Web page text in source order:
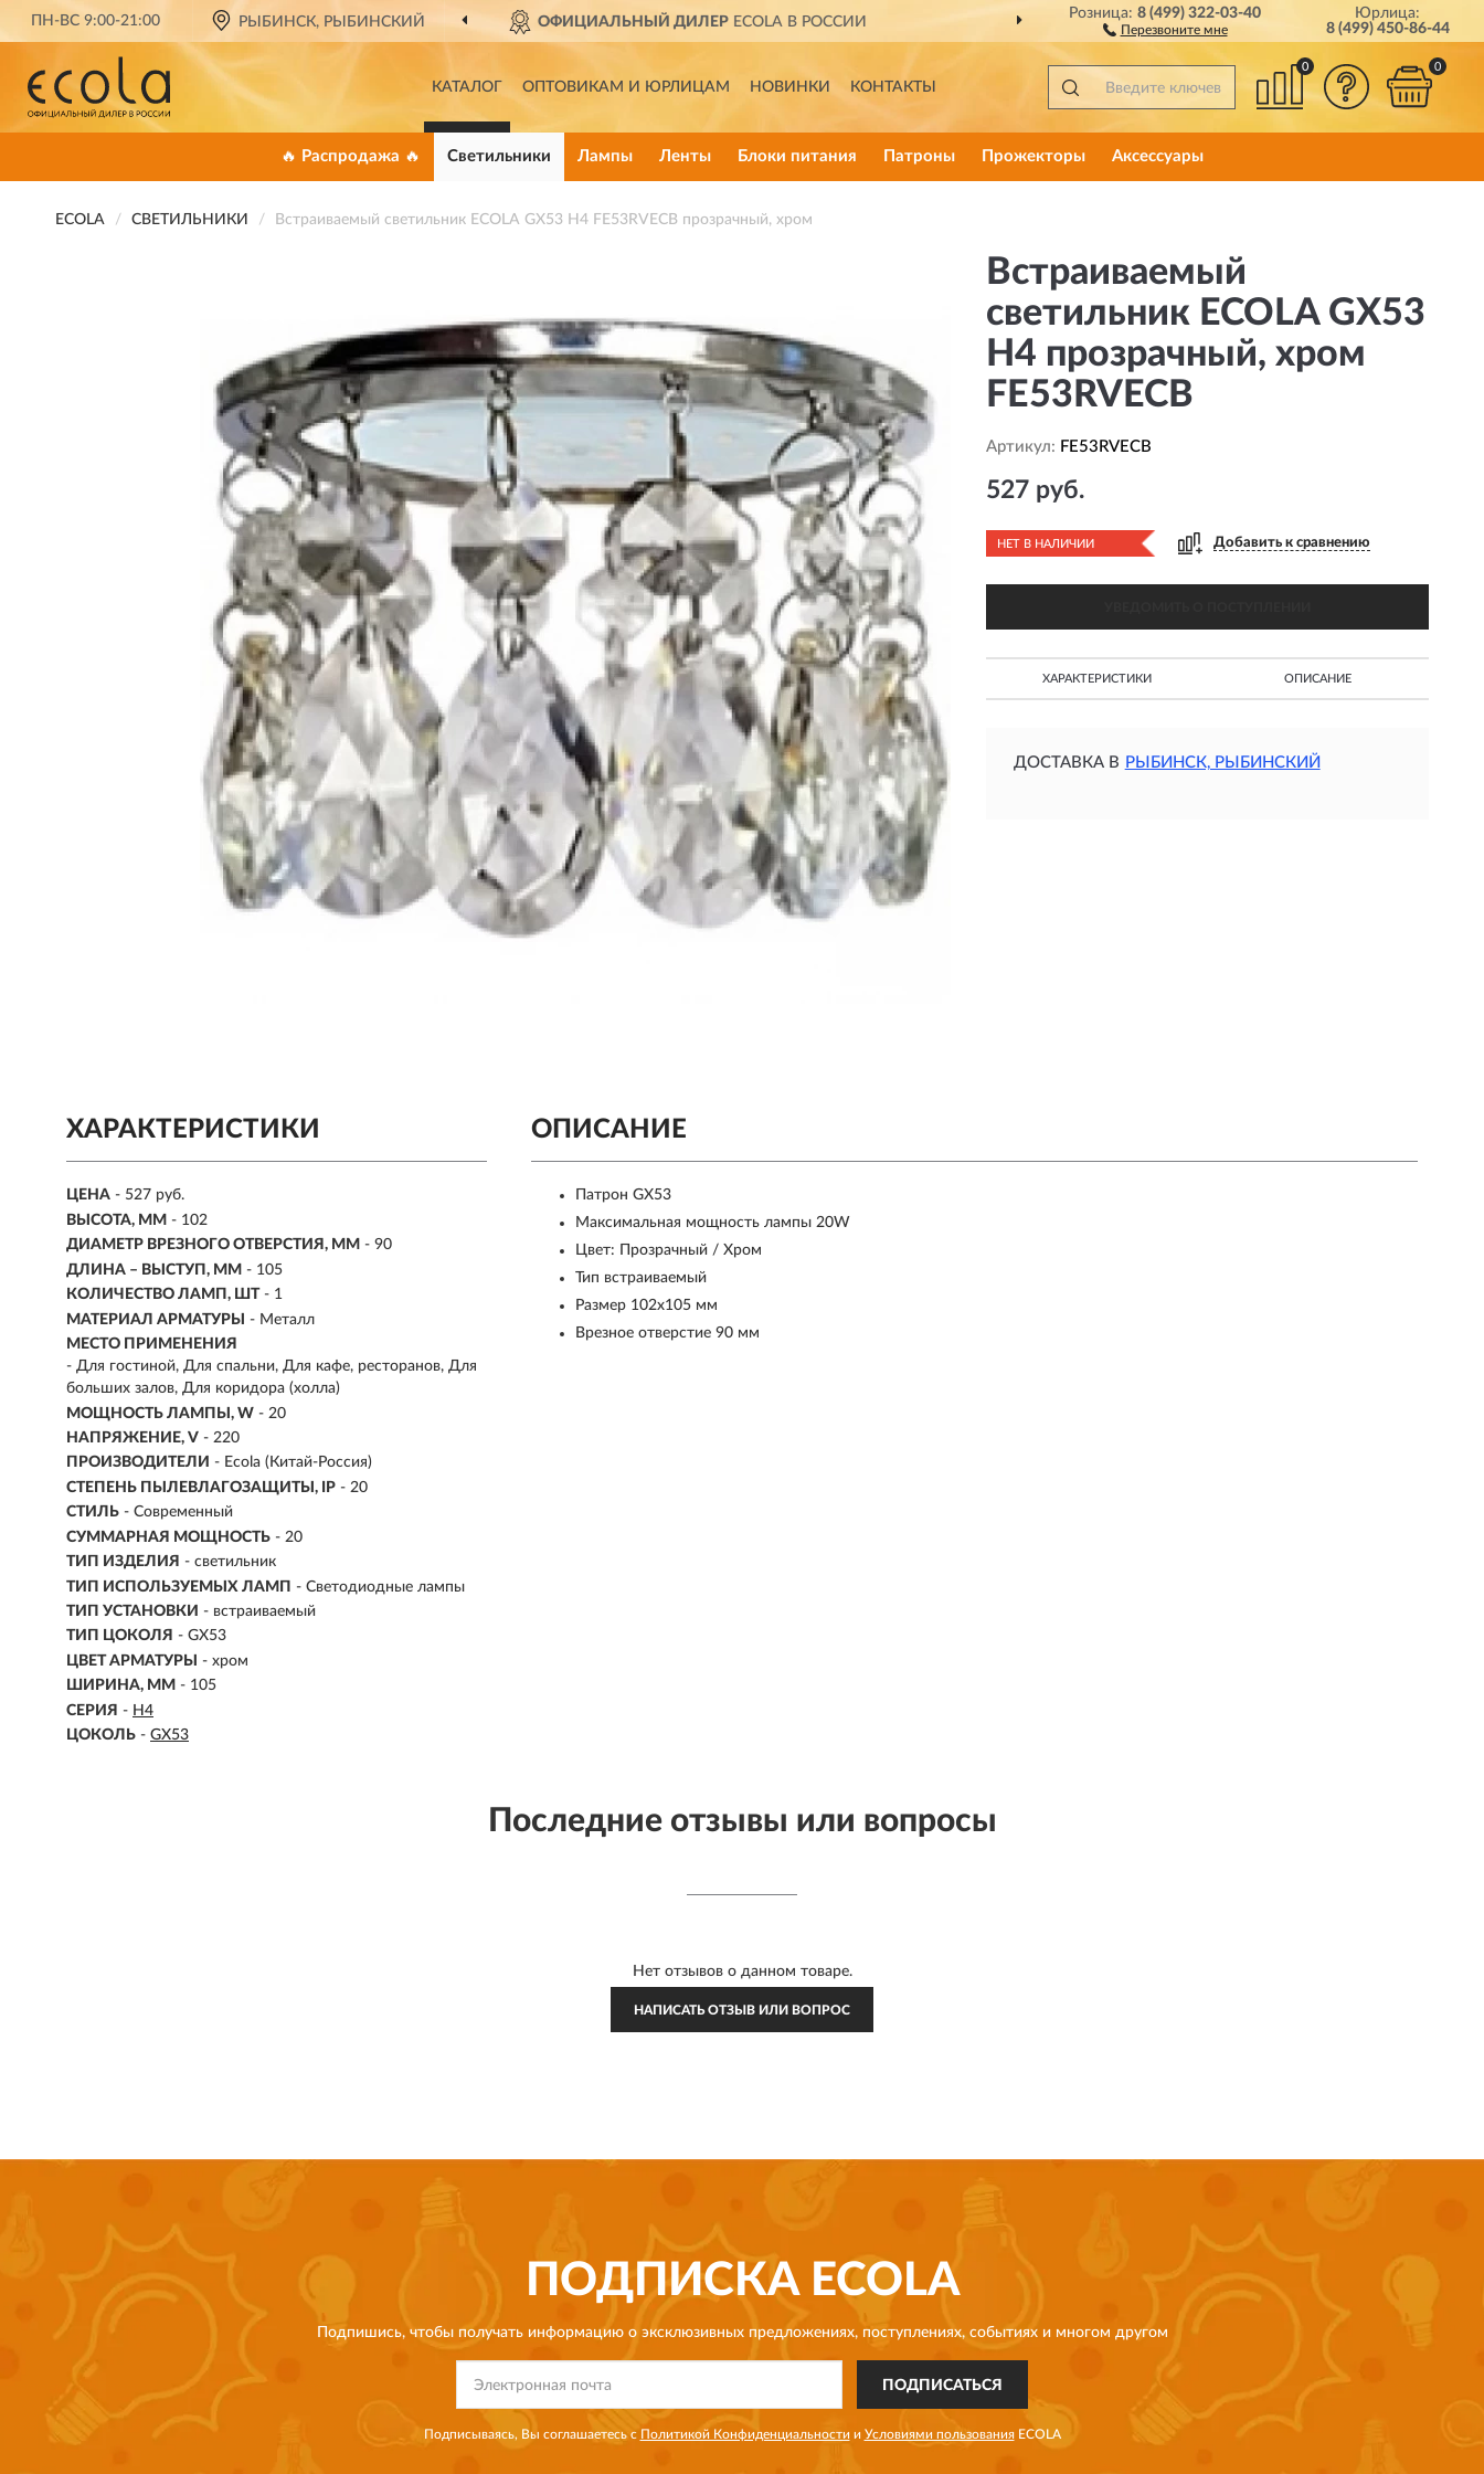
ПН-ВС 9:00-21:00 РЫБИНСК, РЫБИНСКИЙ
ОФИЦИАЛЬНЫЙ ДИЛЕРECOLA В РОССИИ ДОСТАВИМ ПО ВСЕЙ РОССИИ ПОЛНЫЙ
Розница:8 (499) 322-03-40
Перезвоните мне
Юрлица:
8 (499) 450-86-44
КАТАЛОГ ОПТОВИКАМ И ЮРЛИЦАМ НОВИНКИ КОНТАКТЫ
0 0
🔥 Распродажа 🔥 Светильники Лампы Ленты Блоки питания Патроны Прожекторы Аксессуары
ECOLA СВЕТИЛЬНИКИ Встраиваемый светильник ECOLA GX53 H4 FE53RVECB прозрачный, хром
Встраиваемый
светильник ECOLA GX53
H4 прозрачный, хром
FE53RVECB
Артикул: FE53RVECB
527 руб.
НЕТ В НАЛИЧИИ Добавить к сравнению
ХАРАКТЕРИСТИКИ ОПИСАНИЕ
ДОСТАВКА В РЫБИНСК, РЫБИНСКИЙ
ХАРАКТЕРИСТИКИ
ЦЕНА - 527 руб.
ВЫСОТА, ММ - 102
ДИАМЕТР ВРЕЗНОГО ОТВЕРСТИЯ, ММ - 90
ДЛИНА – ВЫСТУП, ММ - 105
КОЛИЧЕСТВО ЛАМП, ШТ - 1
МАТЕРИАЛ АРМАТУРЫ
- Металл
МЕСТО ПРИМЕНЕНИЯ
- Для гостиной, Для спальни, Для кафе, ресторанов, Для
больших залов, Для коридора (холла)
МОЩНОСТЬ ЛАМПЫ, W - 20
НАПРЯЖЕНИЕ, V - 220
ПРОИЗВОДИТЕЛИ - Ecola (Китай-Россия)
СТЕПЕНЬ ПЫЛЕВЛАГОЗАЩИТЫ, IP - 20
СТИЛЬ - Современный
СУММАРНАЯ МОЩНОСТЬ - 20
ТИП ИЗДЕЛИЯ - светильник
ТИП ИСПОЛЬЗУЕМЫХ ЛАМП - Светодиодные лампы
ТИП УСТАНОВКИ - встраиваемый
ТИП ЦОКОЛЯ - GX53
ЦВЕТ АРМАТУРЫ
- хром
ШИРИНА, ММ - 105
СЕРИЯ - H4
ЦОКОЛЬ - GX53
ОПИСАНИЕ
Патрон GX53
Максимальная мощность лампы 20W
Цвет: Прозрачный / Хром
Тип встраиваемый
Размер 102x105 мм
Врезное отверстие 90 мм
Последние отзывы или вопросы
Нет отзывов о данном товаре.
НАПИСАТЬ ОТЗЫВ ИЛИ ВОПРОС
ПОДПИСКАECOLA
Подпишись, чтобы получать информацию о эксклюзивных предложениях,поступлениях, событиях и многом другом
ПОДПИСАТЬСЯ
Подписываясь, Вы соглашаетесь с Политикой Конфиденциальности и Условиями пользованияECOLA